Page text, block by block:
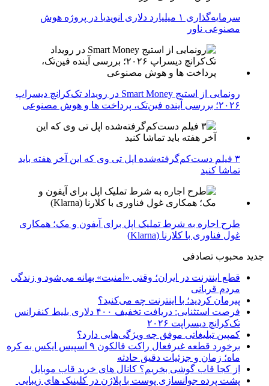
سرمایه‌گذاری ۱ میلیارد دلاری انویدیا در پروژه هوش
مصنوعی ناور
رونمایی از استیج Smart Money در رویداد تک‌کرانچ دیسراپ
۲۰۲۶؛ بررسی آینده فین‌تک، پرداخت‌ ها و هوش مصنوعی
۳ فیلم دست‌کم‌گرفته‌شده اپل تی وی که این آخر هفته باید
تماشا کنید
طرح اجاره به شرط تملیک اپل برای آیفون و مک؛ همکاری
غول فناوری با کلارنا (Klarna)
جدید محبوب تصادفی
قطع اینترنت در ایران؛ وقتی «امنیت» بهانه می‌شود و زندگی
مردم قربانی
پیرمان کردید؛ با اینترنت چه می‌کنید؟
فرصت استثنایی: دریافت تخفیف ۴۰۰ دلاری بلیط کنفرانس
تک‌کرانچ دیسراپت ۲۰۲۶
کمپین تبلیغاتی موفق چه ویژگی‌هایی دارد؟
برخورد قطعه غیرفعال راکت فالکون ۹ اسپیس ایکس به کره
ماه؛ زمان و جزئیات دقیق حادثه
از کجا قاب گوشی بخریم؟ کانال های خرید قاب موبایل
پشت پرده جوانسازی پوست با پلاژن در کلینیک های زیبایی